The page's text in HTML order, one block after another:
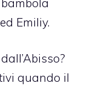
Emiliy.
quando il